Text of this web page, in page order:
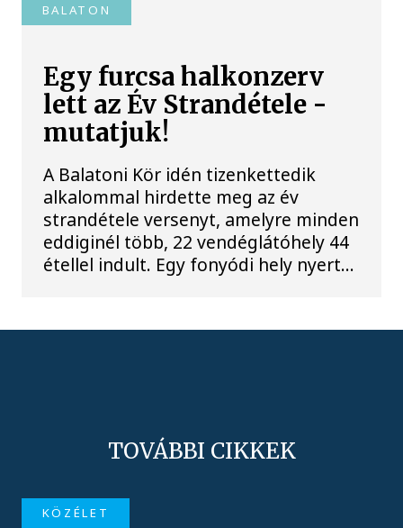
BALATON
Egy furcsa halkonzerv
lett az Év Strandétele -
mutatjuk!
A Balatoni Kör idén tizenkettedik
alkalommal hirdette meg az év
strandétele versenyt, amelyre minden
eddiginél több, 22 vendéglátóhely 44
étellel indult. Egy fonyódi hely nyert...
TOVÁBBI CIKKEK
KÖZÉLET